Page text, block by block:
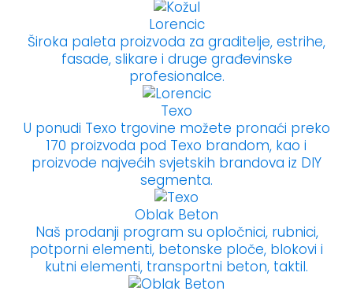
Lorencic
Široka paleta proizvoda za graditelje, estrihe,
fasade, slikare i druge građevinske
profesionalce.
Texo
U ponudi Texo trgovine možete pronaći preko
170 proizvoda pod Texo brandom, kao i
proizvode najvećih svjetskih brandova iz DIY
segmenta.
Oblak Beton
Naš prodanji program su opločnici, rubnici,
potporni elementi, betonske ploče, blokovi i
kutni elementi, transportni beton, taktil.